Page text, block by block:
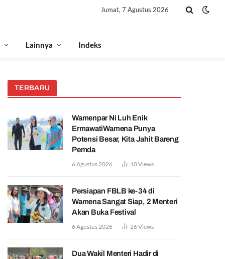
Jumat, 7 Agustus 2026
Lainnya Indeks
TERBARU
Wamenpar Ni Luh Enik
ErmawatiWamena Punya
Potensi Besar, Kita Jahit Bareng
Pemda
6 Agustus 2026 10Views
Persiapan FBLB ke-34 di
Wamena Sangat Siap, 2 Menteri
Akan Buka Festival
6 Agustus 2026 26Views
Dua Wakil Menteri Hadir di